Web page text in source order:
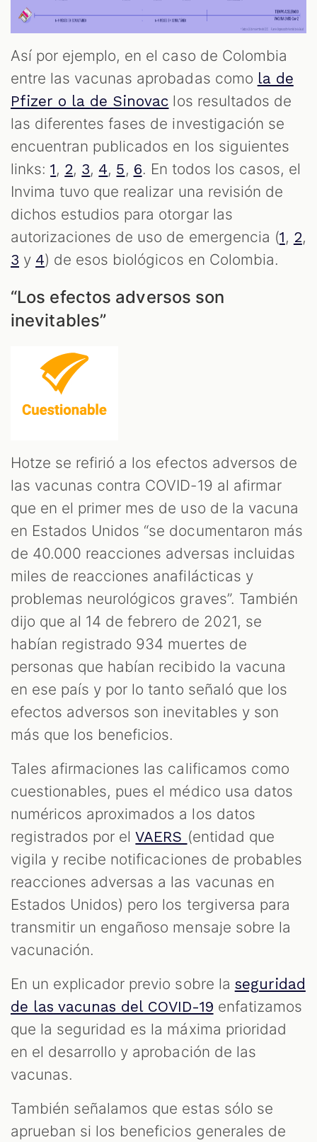
Así por ejemplo, en el caso de Colombia
entre las vacunas aprobadas como la de
Pfizer o la de Sinovac los resultados de
las diferentes fases de investigación se
encuentran publicados en los siguientes
links:1, 2, 3, 4, 5, 6. En todos los casos, el
Invima tuvo que realizar una revisión de
dichos estudios para otorgar las
autorizaciones de uso de emergencia (1, 2,
3 y 4) de esos biológicos en Colombia.
“Los efectos adversos son
inevitables”
Hotze se refirió a los efectos adversos de
las vacunas contra COVID-19 al afirmar
que en el primer mes de uso de la vacuna
en Estados Unidos “se documentaron más
de 40.000 reacciones adversas incluidas
miles de reacciones anafilácticas y
problemas neurológicos graves”. También
dijo que al 14 de febrero de 2021, se
habían registrado 934 muertes de
personas que habían recibido la vacuna
en ese país y por lo tanto señaló que los
efectos adversos son inevitables y son
más que los beneficios.
Tales afirmaciones las calificamos como
cuestionables, pues el médico usa datos
numéricos aproximados a los datos
registrados por elVAERS (entidad que
vigila y recibe notificaciones de probables
reacciones adversas a las vacunas en
Estados Unidos) pero los tergiversa para
transmitir un engañoso mensaje sobre la
vacunación.
En un explicador previo sobre la seguridad
de las vacunas del COVID-19 enfatizamos
que la seguridad es la máxima prioridad
en el desarrollo y aprobación de las
vacunas.
También señalamos que estas sólo se
aprueban si los beneficios generales de